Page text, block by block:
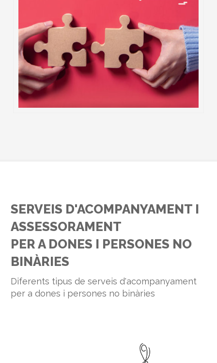
SERVEIS D'ACOMPANYAMENT I
ASSESSORAMENT
PER A DONES I PERSONES NO
BINÀRIES
Diferents tipus de serveis d'acompanyament
per a dones i persones no binàries